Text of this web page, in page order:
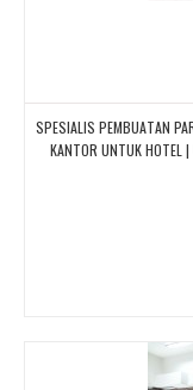
SPESIALIS PEMBUATAN
KANTOR UNTUK HOTEL